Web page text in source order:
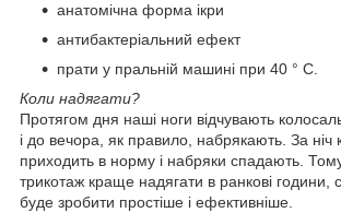
анатомічна форма ікри
антибактеріальний ефект
прати у пральній машині при 40 ° C.
Коли надягати?
Протягом дня наші ноги відчувають
і до вечора, як правило, набрякають. За ніч
приходить в норму і набряки спадають.
трикотаж краще надягати в ранкові години,
буде зробити простіше і ефективніше.